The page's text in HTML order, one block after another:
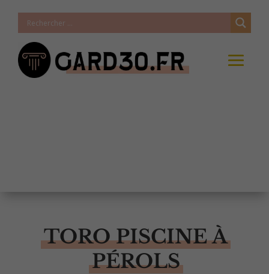
TORO PISCINE À
PÉROLS